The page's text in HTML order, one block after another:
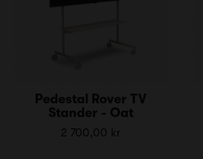
Pedestal Rover TV
Stander - Oat
2 700,00 kr